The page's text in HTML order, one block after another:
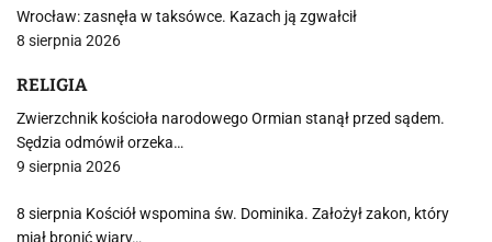
Wrocław: zasnęła w taksówce. Kazach ją zgwałcił
8 sierpnia 2026
RELIGIA
Zwierzchnik kościoła narodowego Ormian stanął przed sądem.
Sędzia odmówił orzeka…
9 sierpnia 2026
8 sierpnia Kościół wspomina św. Dominika. Założył zakon, który
miał bronić wiary…